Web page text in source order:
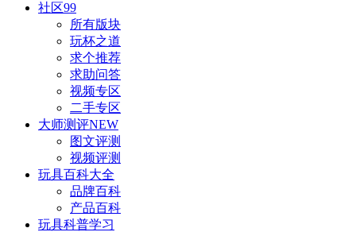
社区99
所有版块
玩杯之道
求个推荐
求助问答
视频专区
二手专区
大师测评NEW
图文评测
视频评测
玩具百科大全
品牌百科
产品百科
玩具科普学习